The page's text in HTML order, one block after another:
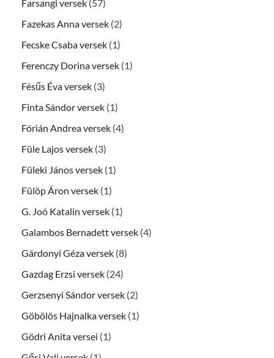
Farsangi versek (57)
Fazekas Anna versek (2)
Fecske Csaba versek (1)
Ferenczy Dorina versek (1)
Fésűs Éva versek (3)
Finta Sándor versek (1)
Fórián Andrea versek (4)
Füle Lajos versek (3)
Füleki János versek (1)
Fülöp Áron versek (1)
G. Joó Katalin versek (1)
Galambos Bernadett versek (4)
Gárdonyi Géza versek (8)
Gazdag Erzsi versek (24)
Gerzsenyi Sándor versek (2)
Göbölös Hajnalka versek (1)
Gödri Anita versei (1)